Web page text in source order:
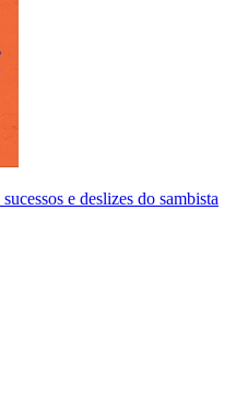
e deslizes do sambista